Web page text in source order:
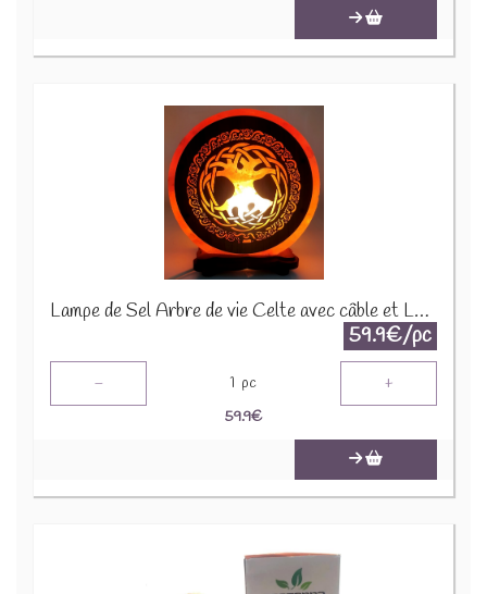
Lampe de Sel Arbre de vie Celte avec câble et LED - +/- 5 kgs TOL104
59.9€/pc
- 1 pc +
59.9€